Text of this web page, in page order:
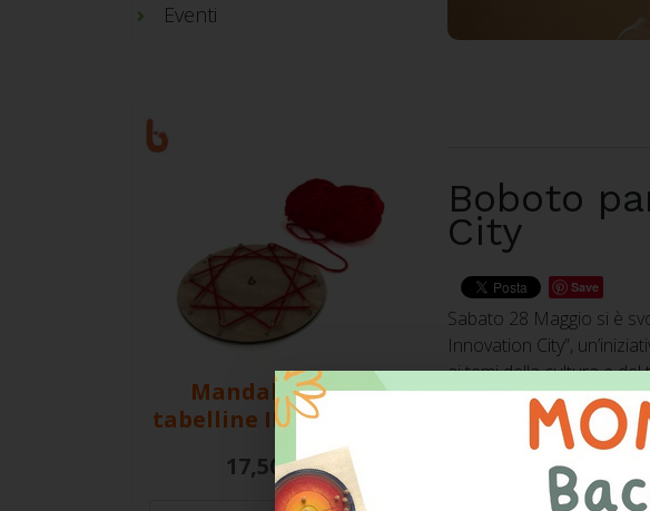
Eventi
Mandala delle
tabelline IN SCONTO
17,50 €
Boboto
City
Save
Sabato 28 Maggio si è
Innovation City”,
ai temi della cultura e del
“Lecce social
di Lecce e cofinanziato
e IFEL (Fondazione